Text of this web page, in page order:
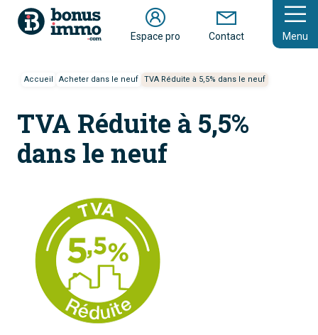
Espace pro Contact Menu
Accueil Acheter dans le neuf TVA Réduite à 5,5% dans le neuf
TVA Réduite à 5,5%
dans le neuf